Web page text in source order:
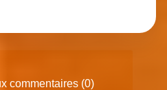
commentaires (0)